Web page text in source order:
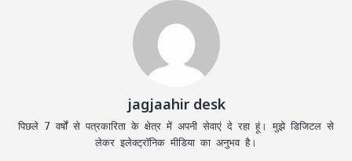
jagjaahir desk
पिछले 7 वर्षों से पत्रकारिता के क्षेत्र में अपनी सेवाएं दे रहा हूं। मुझे डिजिटल से
लेकर इलेक्ट्रॉनिक मीडिया का अनुभव है।